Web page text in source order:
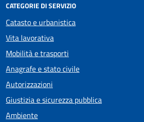
CATEGORIE DI SERVIZIO
Catasto e urbanistica
Vita lavorativa
Mobilità e trasporti
Anagrafe e stato civile
Autorizzazioni
Giustizia e sicurezza pubblica
Ambiente